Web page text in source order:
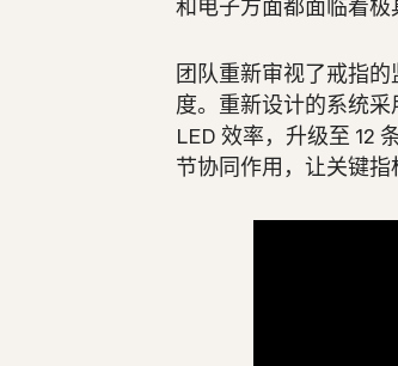
和电子方面都面临着极
团队重新审视了戒指
度。重新设计的系统
LED 效率，升级至 12
节协同作用，让关键指